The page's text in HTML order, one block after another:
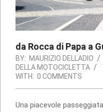
da Rocca di Papa a
BY: MAURIZIO DELLADIO
DELLA MOTOCICLETTA
WITH: 0 COMMENTS
Una piacevole